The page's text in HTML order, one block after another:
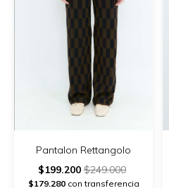
Pantalon Rettangolo
$199.200$249.000
$179.280con transferencia